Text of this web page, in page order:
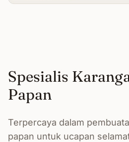
Spesialis
Papan
Terpercaya dalam
papan untuk ucapan